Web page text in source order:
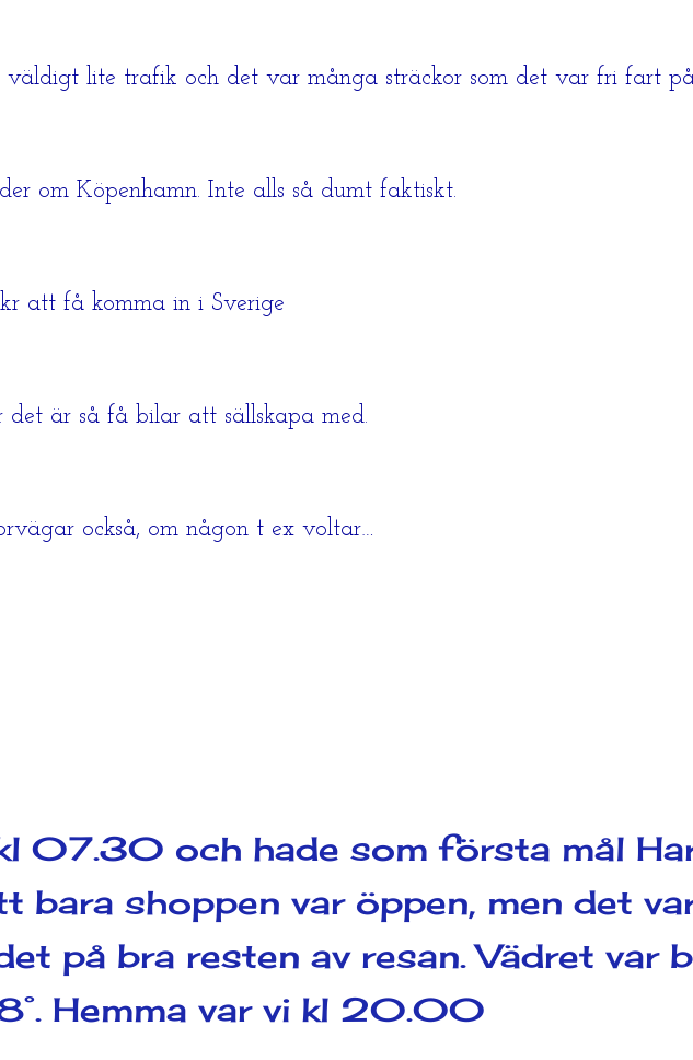
lite trafik och det var många sträckor som det var fri fart
om Köpenhamn. Inte alls så dumt faktiskt.
att få komma in i Sverige
är så få bilar att sällskapa med.
också, om någon t ex voltar…
07.30 och hade som första mål
bara shoppen var öppen, men det
på bra resten av resan. Vädret var
Hemma var vi kl 20.00